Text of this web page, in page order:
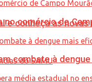
e conheça as
no comércio de
combate à